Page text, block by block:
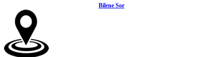
Bilene Sor